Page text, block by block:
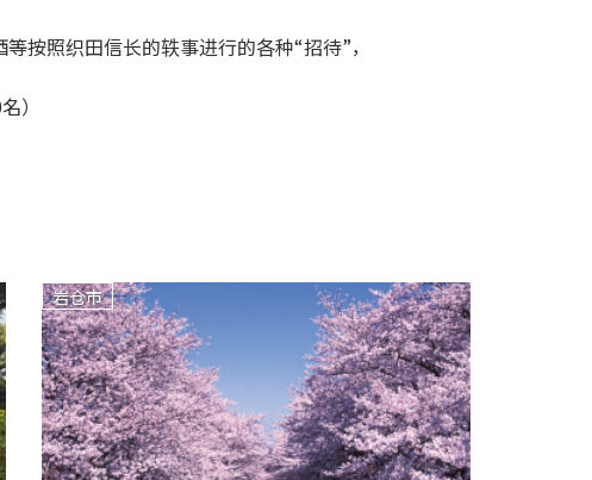
按照织田信长的轶事进行的各种“招待”，
）
岩仓市